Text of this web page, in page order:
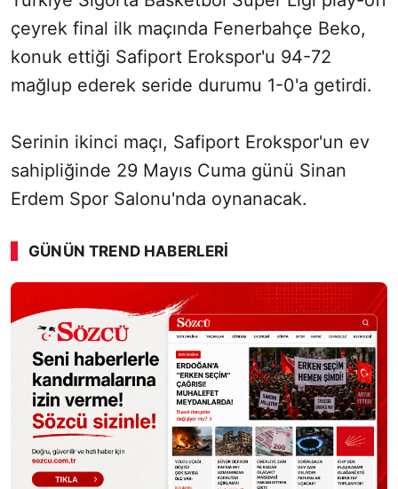
çeyrek final ilk maçında Fenerbahçe Beko,
konuk ettiği Safiport Erokspor'u 94-72
mağlup ederek seride durumu 1-0'a getirdi.
Serinin ikinci maçı, Safiport Erokspor'un ev
sahipliğinde 29 Mayıs Cuma günü Sinan
Erdem Spor Salonu'nda oynanacak.
GÜNÜN TREND HABERLERI
00:01 / 09:08
Sesi Aç